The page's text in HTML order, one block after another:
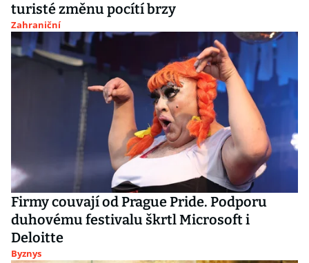
turisté změnu pocítí brzy
Zahraniční
Firmy couvají od Prague Pride. Podporu
duhovému festivalu škrtl Microsoft i
Deloitte
Byznys